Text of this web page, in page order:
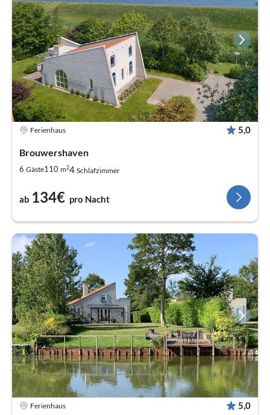
Ferienhaus 5,0
Brouwershaven
6 Gäste110 m24 Schlafzimmer
ab 134€ pro Nacht
Ferienhaus 5,0